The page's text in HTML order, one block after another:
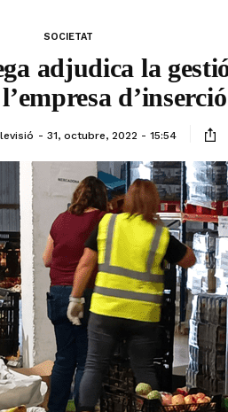
SOCIETAT
adjudica la
31, octubre, 2022 - 15:54